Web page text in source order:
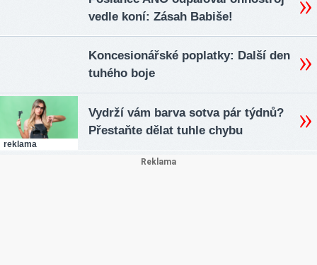
vedle koní: Zásah Babiše!
Koncesionářské poplatky: Další den
tuhého boje
reklama
Vydrží vám barva sotva pár týdnů?
Přestaňte dělat tuhle chybu